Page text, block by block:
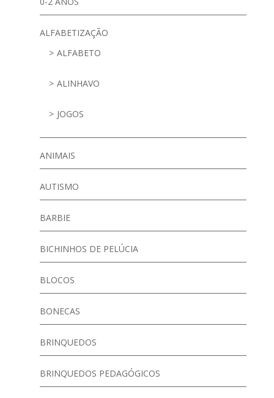
ALFABETIZAÇÃO
ALFABETO
ALINHAVO
JOGOS
ANIMAIS
AUTISMO
BARBIE
BICHINHOS DE PELÚCIA
BLOCOS
BONECAS
BRINQUEDOS
BRINQUEDOS PEDAGÓGICOS